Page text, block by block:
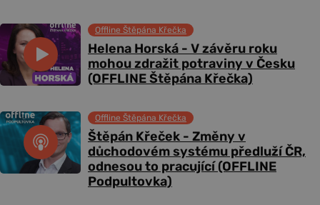
Helena Horská - V závěru roku
mohou zdražit potraviny v Česku
(OFFLINE Štěpána Křečka)
Offline Štěpána Křečka
Štěpán Křeček - Změny v
důchodovém systému předluží ČR,
odnesou to pracující (OFFLINE
Podpultovka)
Offline Štěpána Křečka